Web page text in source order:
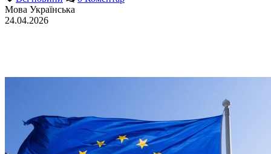
Мова Українська
24.04.2026